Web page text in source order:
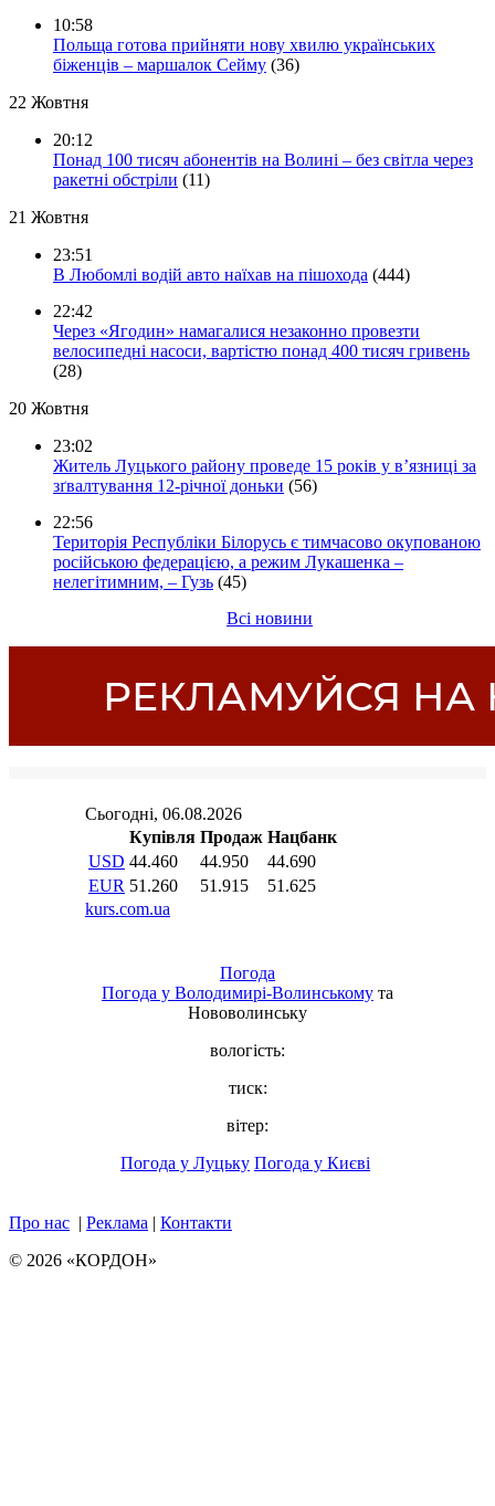
10:58
Польща готова прийняти нову хвилю українських
біженців – маршалок Сейму (36)
22 Жовтня
20:12
Понад 100 тисяч абонентів на Волині – без світла через
ракетні обстріли (11)
21 Жовтня
23:51
В Любомлі водій авто наїхав на пішохода (444)
22:42
Через «Ягодин» намагалися незаконно провезти
велосипедні насоси, вартістю понад 400 тисяч гривень
(28)
20 Жовтня
23:02
Житель Луцького району проведе 15 років у в’язниці за
зґвалтування 12-річної доньки (56)
22:56
Територія Республіки Білорусь є тимчасово окупованою
російською федерацією, а режим Лукашенка –
нелегітимним, – Гузь (45)
Всі новини
Погода
Погода у Володимирі-Волинському та
Нововолинську
вологість:
тиск:
вітер:
Погода у Луцьку Погода у Києві
Про нас | Реклама | Контакти
© 2026 «КОРДОН»